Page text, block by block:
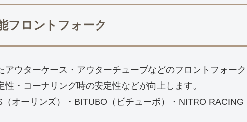
フロントフォーク
アウターケース・アウターチューブなどのフロントフォー
・コーナリング時の安定性などが向上します。
（オーリンズ）・BITUBO（ビチューボ）・NITRO